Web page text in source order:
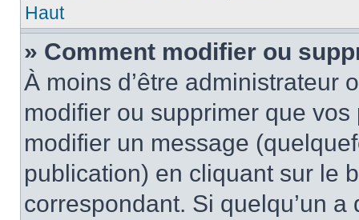
Haut
» Comment modifier ou
À moins d’être administrateur
modifier ou supprimer que
modifier un message
publication) en cliquant sur le
correspondant. Si quelqu’un